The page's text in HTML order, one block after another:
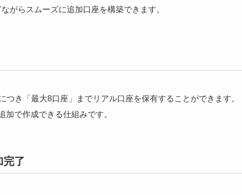
がらスムーズに追加口座を構築できます。
き「最大8口座」までリアル口座を保有することができます。
で作成できる仕組みです。
完了